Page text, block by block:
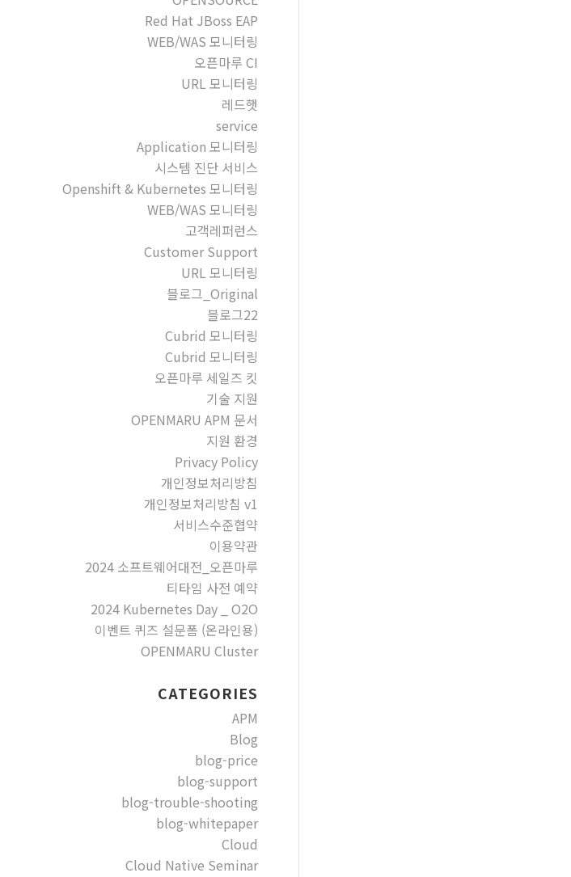
Red Hat JBoss EAP
WEB/WAS 모니터링
오픈마루 CI
URL 모니터링
레드햇
service
Application 모니터링
시스템 진단 서비스
Openshift & Kubernetes 모니터링
WEB/WAS 모니터링
고객레퍼런스
Customer Support
URL 모니터링
블로그_Original
블로그22
Cubrid 모니터링
Cubrid 모니터링
오픈마루 세일즈 킷
기술 지원
OPENMARU APM 문서
지원 환경
Privacy Policy
개인정보처리방침
개인정보처리방침 v1
서비스수준협약
이용약관
2024 소프트웨어대전_오픈마루
티타임 사전 예약
2024 Kubernetes Day _ O2O
이벤트 퀴즈 설문폼 (온라인용)
OPENMARU Cluster
CATEGORIES
APM
Blog
blog-price
blog-support
blog-trouble-shooting
blog-whitepaper
Cloud
Cloud Native Seminar